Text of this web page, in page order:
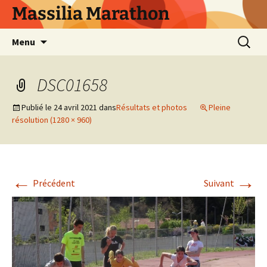
AllerMassilia Marathon
Menu
DSC01658
Publié le 24 avril 2021 dansRésultats et photos
Pleine
résolution (1280 × 960)
← Précédent Suivant →